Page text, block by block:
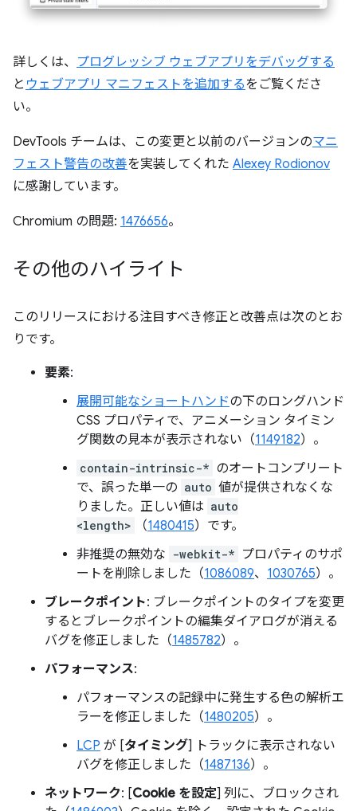
詳しくは、 プログレッシブ ウェブアプリをデバッグする
と ウェブアプリ マニフェストを追加するをご覧くださ
い。
DevTools チームは、この変更と以前のバージョンのマニ
フェスト警告の改善を実装してくれた Alexey Rodionov
に感謝しています。
Chromium の問題: 1476656。
その他のハイライト
このリリースにおける注目すべき修正と改善点は次のとお
りです。
要素:
展開可能なショートハンドの下のロングハンド
CSS プロパティで、アニメーション タイミン
グ関数の見本が表示されない（1149182）。
contain-intrinsic-* のオートコンプリート
で、誤った単一の auto 値が提供されなくな
りました。正しい値は auto
<length>
（1480415）です。
非推奨の無効な -webkit-* プロパティのサポ
ートを削除しました（1086089、 1030765）。
ブレークポイント: ブレークポイントのタイプを変更
するとブレークポイントの編集ダイアログが消える
バグを修正しました（1485782）。
パフォーマンス:
パフォーマンスの記録中に発生する色の解析エ
ラーを修正しました（1480205）。
LCP が [タイミング] トラックに表示されない
バグを修正しました（1487136）。
ネットワーク: [Cookie を設定] 列に、ブロックされ